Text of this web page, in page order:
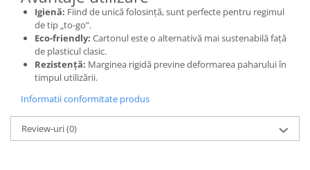
Igienă: Fiind de unică folosință, sunt perfecte pentru regimul
de tip „to-go”.
Eco-friendly: Cartonul este o alternativă mai sustenabilă față
de plasticul clasic.
Rezistență: Marginea rigidă previne deformarea paharului în
timpul utilizării.
Informatii conformitate produs
Review-uri(0)